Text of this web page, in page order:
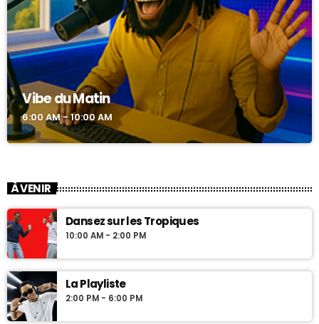
Vibe du Matin
6:00 AM - 10:00 AM
À VENIR
Dansez sur les Tropiques
10:00 AM - 2:00 PM
La Playliste
2:00 PM - 6:00 PM